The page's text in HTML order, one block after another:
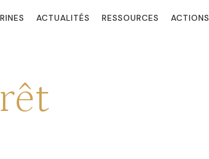
ACTUALITÉS RESSOURCES ACTIONS